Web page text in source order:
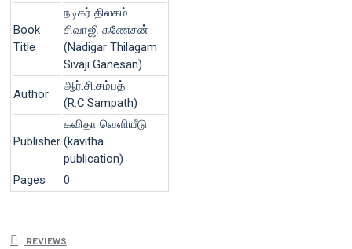
Book
Title
நடிகர் திலகம்
சிவாஜி கணேசன்
(Nadigar Thilagam
Sivaji Ganesan)
Author
ஆர்.சி.சம்பத்
(R.C.Sampath)
Publisher
கவிதா வெளியீடு
(kavitha
publication)
Pages
0
REVIEWS